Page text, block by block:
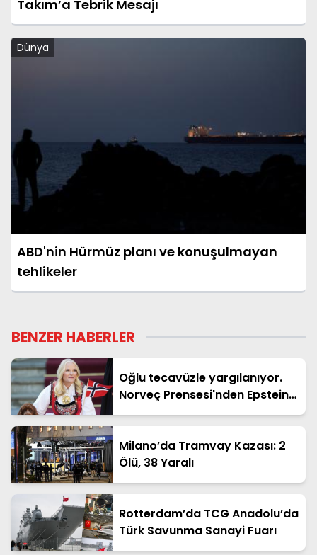
Takım’a Tebrik Mesajı
Dünya
ABD'nin Hürmüz planı ve konuşulmayan
tehlikeler
BENZER HABERLER
Oğlu tecavüzle yargılanıyor.
Norveç Prensesi'nden Epstein
itirafı
Milano’da Tramvay Kazası: 2
Ölü, 38 Yaralı
Rotterdam’da TCG Anadolu’da
Türk Savunma Sanayi Fuarı